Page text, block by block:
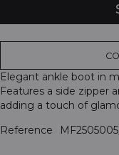
Elegant ankle boot in
Features a side zipper
adding a touch of
Reference